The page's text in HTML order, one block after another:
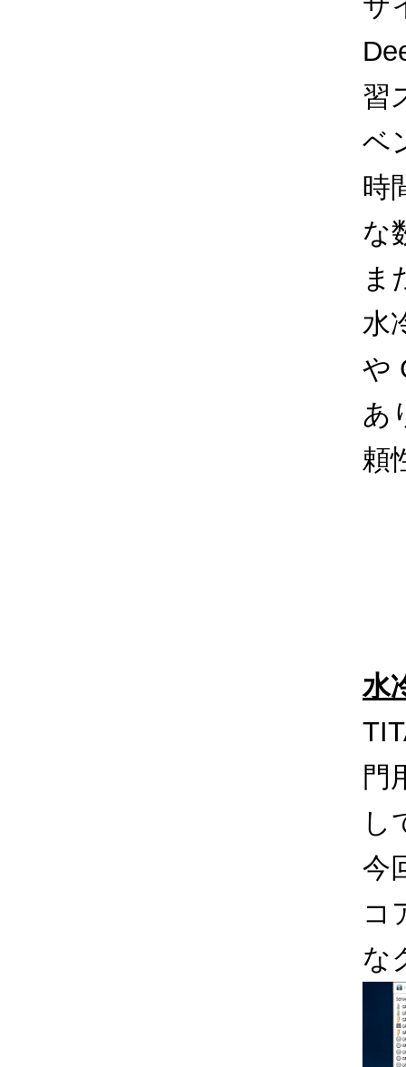
習
ベ
時
な
ま
水
や
あ
頼
水
門
し
今
コ
な